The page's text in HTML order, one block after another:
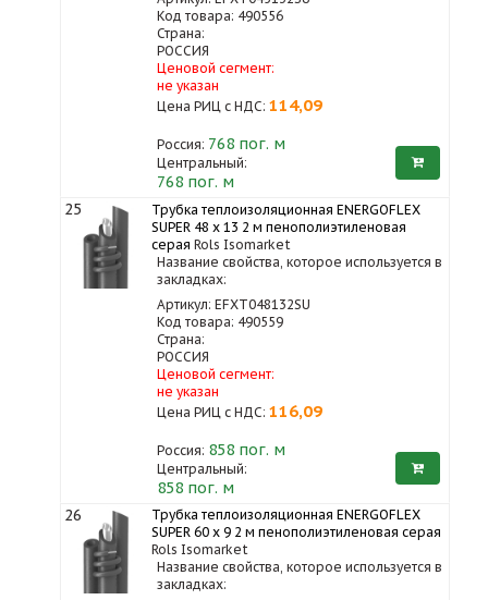
Код товара: 490556
Страна:
РОССИЯ
Ценовой сегмент:
не указан
Цена РИЦ с НДС: 114,09
Россия: 768 пог. м
Центральный:
768 пог. м
25
Трубка теплоизоляционная ENERGOFLEX
SUPER 48 x 13 2 м пенополиэтиленовая
серая Rols Isomarket
Название свойства, которое используется в
закладках:
Артикул: EFXT048132SU
Код товара: 490559
Страна:
РОССИЯ
Ценовой сегмент:
не указан
Цена РИЦ с НДС: 116,09
Россия: 858 пог. м
Центральный:
858 пог. м
26
Трубка теплоизоляционная ENERGOFLEX
SUPER 60 x 9 2 м пенополиэтиленовая серая
Rols Isomarket
Название свойства, которое используется в
закладках: